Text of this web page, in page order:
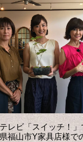
レビ「スイッチ！
県福山市Y家具